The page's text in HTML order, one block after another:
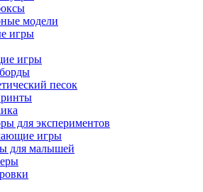
модели
игры
игры
песок
для экспериментов
игры
для малышей